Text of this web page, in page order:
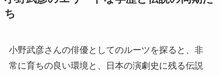
ち
小野武彦さんの俳優としてのルーツを探ると、非
常に育ちの良い環境と、日本の演劇史に残る伝説